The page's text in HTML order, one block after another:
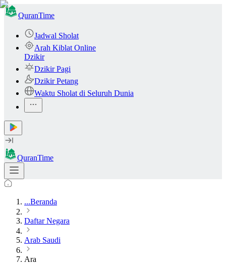
QuranTime
Jadwal Sholat
Arah Kiblat Online
Dzikir
Dzikir Pagi
Dzikir Petang
Waktu Sholat di Seluruh Dunia
QuranTime
...Beranda
Daftar Negara
Arab Saudi
Ara